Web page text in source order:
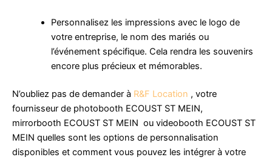
Personnalisez les impressions avec le logo de
votre entreprise, le nom des mariés ou
l’événement spécifique. Cela rendra les souvenirs
encore plus précieux et mémorables.
N’oubliez pas de demander à R&F Location , votre
fournisseur de photobooth ECOUST ST MEIN,
mirrorbooth ECOUST ST MEIN ou videobooth ECOUST ST
MEIN quelles sont les options de personnalisation
disponibles et comment vous pouvez les intégrer à votre